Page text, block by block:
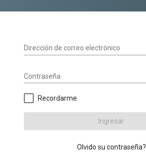
Dirección de correo electrónico
Contraseña
Recordarme
Ingresar
Olvido su contraseña?